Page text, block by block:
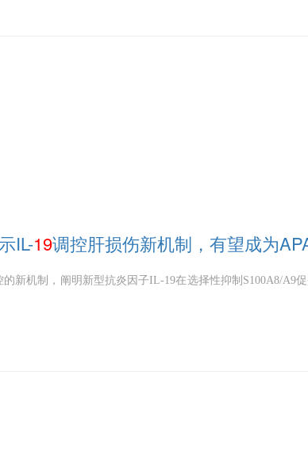
IL-19调控肝损伤新机制，有望成为
新机制，阐明新型抗炎因子IL-19在选择性抑制S100A8/A9